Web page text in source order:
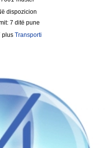
dispozicion
7 ditë pune
plus Transporti